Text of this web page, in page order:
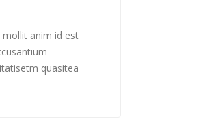
mollit anim id est
quasitea